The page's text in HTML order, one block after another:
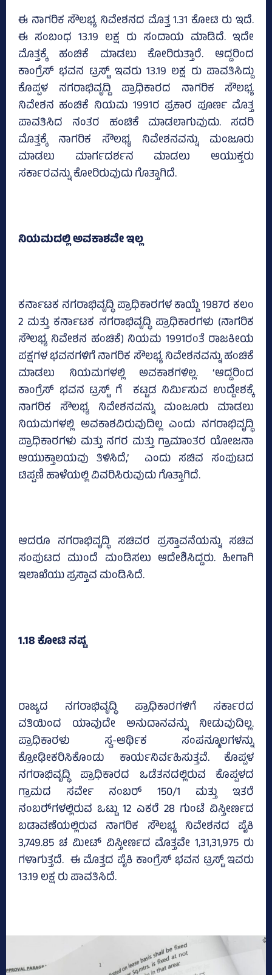
ಈ ನಾಗರಿಕ ಸೌಲಭ್ಯ ನಿವೇಶನದ ಮೊತ್ತ 1.31 ಕೋಟಿ ರು ಇದೆ.
ಈ ಸಂಬಂಧ 13.19 ಲಕ್ಷ ರು ಸಂದಾಯ ಮಾಡಿದೆ. ಇದೇ
ಮೊತ್ತಕ್ಕೆ ಹಂಚಿಕೆ ಮಾಡಲು ಕೋರಿರುತ್ತಾರೆ. ಆದ್ದರಿಂದ
ಕಾಂಗ್ರೆಸ್‌ ಭವನ ಟ್ರಸ್ಟ್‌ ಇವರು 13.19 ಲಕ್ಷ ರು ಪಾವತಿಸಿದ್ದು
ಕೊಪ್ಪಳ ನಗರಾಭಿವೃದ್ದಿ ಪ್ರಾಧಿಕಾರದ ನಾಗರಿಕ ಸೌಲಭ್ಯ
ನಿವೇಶನ ಹಂಚಿಕೆ ನಿಯಮ 1991ರ ಪ್ರಕಾರ ಪೂರ್ಣ ಮೊತ್ತ
ಪಾವತಿಸಿದ ನಂತರ ಹಂಚಿಕೆ ಮಾಡಲಾಗುವುದು. ಸದರಿ
ಮೊತ್ತಕ್ಕೆ ನಾಗರಿಕ ಸೌಲಭ್ಯ ನಿವೇಶನವನ್ನು ಮಂಜೂರು
ಮಾಡಲು ಮಾರ್ಗದರ್ಶನ ಮಾಡಲು ಆಯುಕ್ತರು
ಸರ್ಕಾರವನ್ನು ಕೋರಿರುವುದು ಗೊತ್ತಾಗಿದೆ.
ನಿಯಮದಲ್ಲಿ ಅವಕಾಶವೇ ಇಲ್ಲ
ಕರ್ನಾಟಕ ನಗರಾಭಿವೃದ್ಧಿ ಪ್ರಾಧಿಕಾರಗಳ ಕಾಯ್ದೆ 1987ರ ಕಲಂ
2 ಮತ್ತು ಕರ್ನಾಟಕ ನಗರಾಭಿವೃದ್ಧಿ ಪ್ರಾಧಿಕಾರಗಳು (ನಾಗರಿಕ
ಸೌಲಭ್ಯ ನಿವೇಶನ ಹಂಚಿಕೆ) ನಿಯಮ 1991ರಂತೆ ರಾಜಕೀಯ
ಪಕ್ಷಗಳ ಭವನಗಳಿಗೆ ನಾಗರಿಕ ಸೌಲಭ್ಯ ನಿವೇಶನವನ್ನು ಹಂಚಿಕೆ
ಮಾಡಲು ನಿಯಮಗಳಲ್ಲಿ ಅವಕಾಶಗಳಿಲ್ಲ. ‘ಆದ್ದರಿಂದ
ಕಾಂಗ್ರೆಸ್‌ ಭವನ ಟ್ರಸ್ಟ್‌ ಗೆ ಕಟ್ಟಡ ನಿರ್ಮಿಸುವ ಉದ್ದೇಶಕ್ಕೆ
ನಾಗರಿಕ ಸೌಲಭ್ಯ ನಿವೇಶನವನ್ನು ಮಂಜೂರು ಮಾಡಲು
ನಿಯಮಗಳಲ್ಲಿ ಅವಕಾಶವಿರುವುದಿಲ್ಲ ಎಂದು ನಗರಾಭಿವೃದ್ಧಿ
ಪ್ರಾಧಿಕಾರಗಳು ಮತ್ತು ನಗರ ಮತ್ತು ಗ್ರಾಮಾಂತರ ಯೋಜನಾ
ಆಯುಕ್ತಾಲಯವು ತಿಳಿಸಿದೆ,’ ಎಂದು ಸಚಿವ ಸಂಪುಟದ
ಟಿಪ್ಪಣಿ ಹಾಳೆಯಲ್ಲಿ ವಿವರಿಸಿರುವುದು ಗೊತ್ತಾಗಿದೆ.
ಆದರೂ ನಗರಾಭಿವೃದ್ಧಿ ಸಚಿವರ ಪ್ರಸ್ತಾವನೆಯನ್ನು ಸಚಿವ
ಸಂಪುಟದ ಮುಂದೆ ಮಂಡಿಸಲು ಆದೇಶಿಸಿದ್ದರು. ಹೀಗಾಗಿ
ಇಲಾಖೆಯು ಪ್ರಸ್ತಾವ ಮಂಡಿಸಿದೆ.
1.18 ಕೋಟಿ ನಷ್ಟ
ರಾಜ್ಯದ ನಗರಾಭಿವೃದ್ಧಿ ಪ್ರಾಧಿಕಾರಗಳಿಗೆ ಸರ್ಕಾರದ
ವತಿಯಿಂದ ಯಾವುದೇ ಅನುದಾನವನ್ನು ನೀಡುವುದಿಲ್ಲ.
ಪ್ರಾಧಿಕಾರಳು ಸ್ವ-ಆರ್ಥಿಕ ಸಂಪನ್ಮೂಲಗಳನ್ನು
ಕ್ರೋಢೀಕರಿಸಿಕೊಂಡು ಕಾರ್ಯನಿರ್ವಹಿಸುತ್ತವೆ. ಕೊಪ್ಪಳ
ನಗರಾಭಿವೃದ್ಧಿ ಪ್ರಾಧಿಕಾರದ ಒಡೆತನದಲ್ಲಿರುವ ಕೊಪ್ಪಳದ
ಗ್ರಾಮದ ಸರ್ವೇ ನಂಬರ್ 150/1 ಮತ್ತು ಇತರೆ
ನಂಬರ್‍‌ಗಳಲ್ಲಿರುವ ಒಟ್ಟು 12 ಎಕರೆ 28 ಗುಂಟೆ ವಿಸ್ತೀರ್ಣದ
ಬಡಾವಣೆಯಲ್ಲಿರುವ ನಾಗರಿಕ ಸೌಲಭ್ಯ ನಿವೇಶನದ ಪೈಕಿ
3,749.85 ಚ ಮೀಟ್ ವಿಸ್ತೀರ್ಣದ ಮೊತ್ತವೇ 1,31,31,975 ರು
ಗಳಾಗುತ್ತದೆ. ಈ ಮೊತ್ತದ ಪೈಕಿ ಕಾಂಗ್ರೆಸ್‌ ಭವನ ಟ್ರಸ್ಟ್‌ ಇವರು
13.19 ಲಕ್ಷ ರು ಪಾವತಿಸಿದೆ.